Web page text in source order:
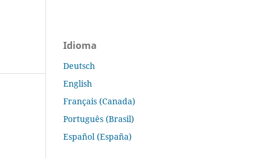
Idioma
Deutsch
English
Français (Canada)
Português (Brasil)
Español (España)